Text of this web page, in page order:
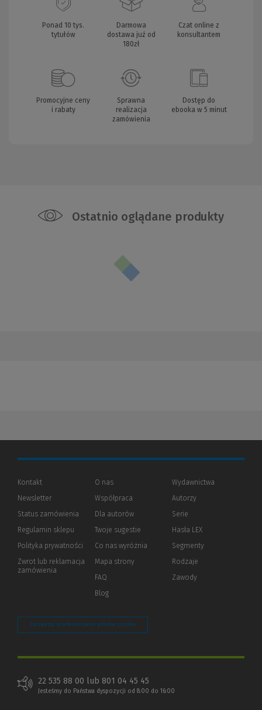
Ponad 10 tys.
tytułów
Darmowa
dostawa już od
180zł
Czat online z
konsultantem
Promocyjne ceny
i rabaty
Sprawna
realizacja
zamówienia
Dostęp do
ebooka w 5 minut
Ostatnio oglądane produkty
Kontakt
Newsletter
Status zamówienia
Regulamin sklepu
Polityka prywatności (Nowe
(Link
innej
Zwrot lub reklamacja
zamówienia
O nas
Współpraca
Dla autorów(Nowe
(Link
innej
Twoje sugestie
Co nas wyróżnia
Mapa strony
FAQ
Blog
Wydawnictwa
Autorzy
Serie
Hasła LEX
Segmenty
Rodzaje
Zawody
Zarządzaj preferencjami plików cookie
22 535 88 00 lub 801 04 45 45
Jesteśmy do Państwa dyspozycji od 8:00 do 16:00